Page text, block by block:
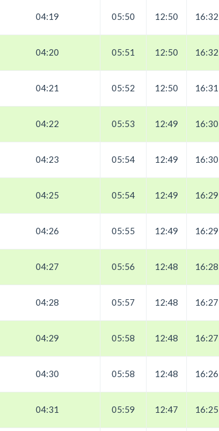
04:19 05:50 12:50 16:32
04:20 05:51 12:50 16:32
04:21 05:52 12:50 16:31
04:22 05:53 12:49 16:30
04:23 05:54 12:49 16:30
04:25 05:54 12:49 16:29
04:26 05:55 12:49 16:29
04:27 05:56 12:48 16:28
04:28 05:57 12:48 16:27
04:29 05:58 12:48 16:27
04:30 05:58 12:48 16:26
04:31 05:59 12:47 16:25